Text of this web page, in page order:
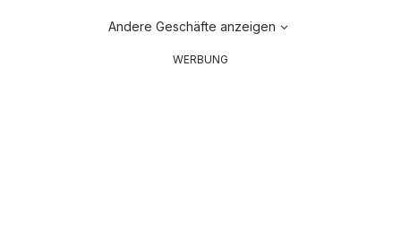
Andere Geschäfte anzeigen
WERBUNG